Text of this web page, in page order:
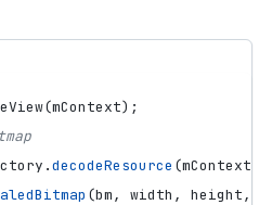
(mContext);
.decodeResource (mContext
(bm, width , height,